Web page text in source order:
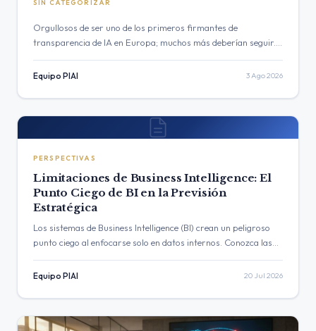
SIN CATEGORIZAR
Orgullosos de ser uno de los primeros firmantes de
transparencia de IA en Europa; muchos más deberían seguir.
apoyo de…
Equipo PIAI 3 Ago 2026
PERSPECTIVAS
Limitaciones de Business Intelligence: El
Punto Ciego de BI en la Previsión
Estratégica
Los sistemas de Business Intelligence (BI) crean un peligroso
punto ciego al enfocarse solo en datos internos. Conozca las
Equipo PIAI 20 Jul 2026